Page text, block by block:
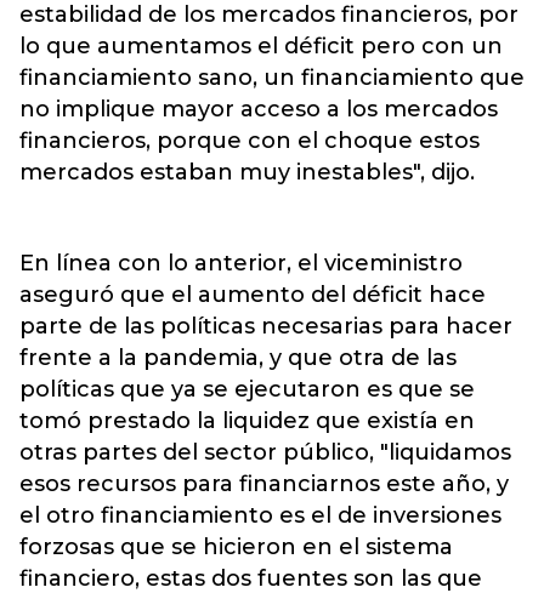
estabilidad de los mercados financieros, por
lo que aumentamos el déficit pero con un
financiamiento sano, un financiamiento que
no implique mayor acceso a los mercados
financieros, porque con el choque estos
mercados estaban muy inestables", dijo.
En línea con lo anterior, el viceministro
aseguró que el aumento del déficit hace
parte de las políticas necesarias para hacer
frente a la pandemia, y que otra de las
políticas que ya se ejecutaron es que se
tomó prestado la liquidez que existía en
otras partes del sector público, "liquidamos
esos recursos para financiarnos este año, y
el otro financiamiento es el de inversiones
forzosas que se hicieron en el sistema
financiero, estas dos fuentes son las que